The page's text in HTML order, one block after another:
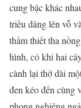
cung bậc khác
triều dâng lên vỗ
thầm thiết tha
hình, có khi hai
cành lại thở dài
đen kéo đến cùng